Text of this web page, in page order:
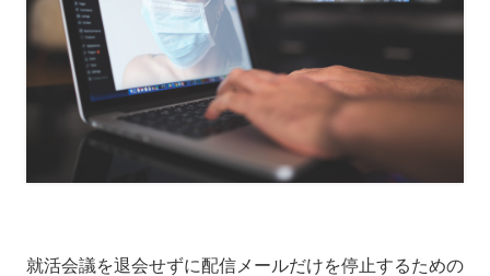
就活会議を退会せずに配信メールだけを停止するための